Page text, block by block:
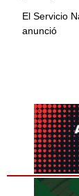
El Servicio
anunció